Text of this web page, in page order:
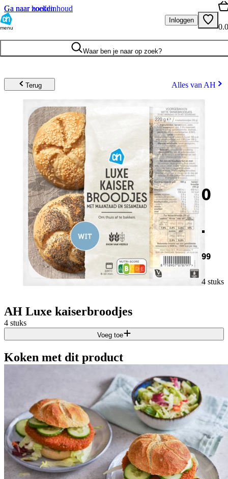
Ga naar hoofdinhoud
Ga naar zoeken
menu
Inloggen
Waar ben je naar op zoek?
Terug Alles van AH
0
.
99
4 stuks
AH Luxe kaiserbroodjes
4 stuks
Voeg toe
Koken met dit product